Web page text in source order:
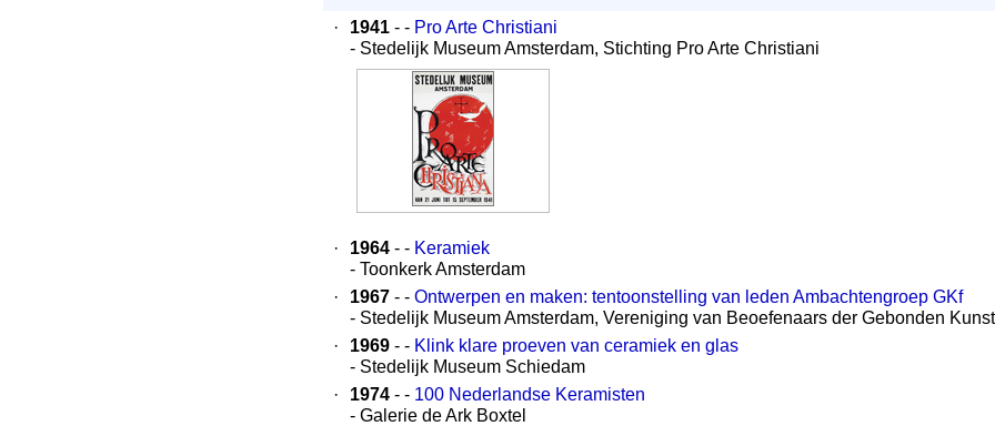
·
1941 - - Pro Arte Christiani
- Stedelijk Museum Amsterdam, Stichting Pro Arte Christiani
· 1964 - - Keramiek
- Toonkerk Amsterdam
·
1967 - - Ontwerpen en maken: tentoonstelling van leden Ambachtengroep GKf
- Stedelijk Museum Amsterdam, Vereniging van Beoefenaars der Gebonden
·
1969 - - Klink klare proeven van ceramiek en glas
- Stedelijk Museum Schiedam
·
1974 - - 100 Nederlandse Keramisten
- Galerie de Ark Boxtel